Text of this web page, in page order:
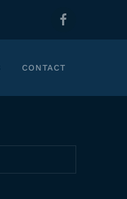
CONTACT